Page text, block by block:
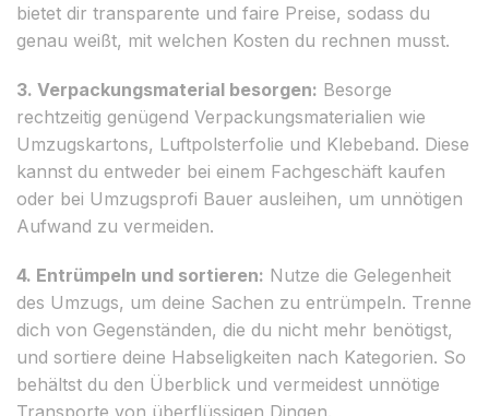
bietet dir transparente und faire Preise, sodass du
genau weißt, mit welchen Kosten du rechnen musst.
3. Verpackungsmaterial besorgen: Besorge
rechtzeitig genügend Verpackungsmaterialien wie
Umzugskartons, Luftpolsterfolie und Klebeband. Diese
kannst du entweder bei einem Fachgeschäft kaufen
oder bei Umzugsprofi Bauer ausleihen, um unnötigen
Aufwand zu vermeiden.
4. Entrümpeln und sortieren: Nutze die Gelegenheit
des Umzugs, um deine Sachen zu entrümpeln. Trenne
dich von Gegenständen, die du nicht mehr benötigst,
und sortiere deine Habseligkeiten nach Kategorien. So
behältst du den Überblick und vermeidest unnötige
Transporte von überflüssigen Dingen.